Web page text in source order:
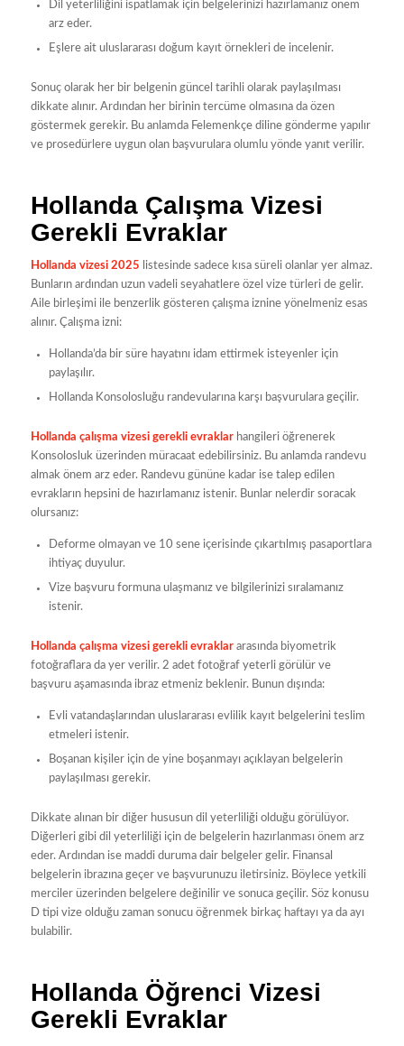
Dil yeterliliğini ispatlamak için belgelerinizi hazırlamanız önem
arz eder.
Eşlere ait uluslararası doğum kayıt örnekleri de incelenir.
Sonuç olarak her bir belgenin güncel tarihli olarak paylaşılması
dikkate alınır. Ardından her birinin tercüme olmasına da özen
göstermek gerekir. Bu anlamda Felemenkçe diline gönderme yapılır
ve prosedürlere uygun olan başvurulara olumlu yönde yanıt verilir.
Hollanda Çalışma Vizesi
Gerekli Evraklar
Hollanda vizesi 2025
listesinde sadece kısa süreli olanlar yer almaz.
Bunların ardından uzun vadeli seyahatlere özel vize türleri de gelir.
Aile birleşimi ile benzerlik gösteren çalışma iznine yönelmeniz esas
alınır. Çalışma izni:
Hollanda’da bir süre hayatını idam ettirmek isteyenler için
paylaşılır.
Hollanda Konsolosluğu randevularına karşı başvurulara geçilir.
Hollanda çalışma vizesi gerekli evraklar hangileri öğrenerek
Konsolosluk üzerinden müracaat edebilirsiniz. Bu anlamda randevu
almak önem arz eder. Randevu gününe kadar ise talep edilen
evrakların hepsini de hazırlamanız istenir. Bunlar nelerdir soracak
olursanız:
Deforme olmayan ve 10 sene içerisinde çıkartılmış pasaportlara
ihtiyaç duyulur.
Vize başvuru formuna ulaşmanız ve bilgilerinizi sıralamanız
istenir.
Hollanda çalışma vizesi gerekli evraklar arasında biyometrik
fotoğraflara da yer verilir. 2 adet fotoğraf yeterli görülür ve
başvuru aşamasında ibraz etmeniz beklenir. Bunun dışında:
Evli vatandaşlarından uluslararası evlilik kayıt belgelerini teslim
etmeleri istenir.
Boşanan kişiler için de yine boşanmayı açıklayan belgelerin
paylaşılması gerekir.
Dikkate alınan bir diğer hususun dil yeterliliği olduğu görülüyor.
Diğerleri gibi dil yeterliliği için de belgelerin hazırlanması önem arz
eder. Ardından ise maddi duruma dair belgeler gelir. Finansal
belgelerin ibrazına geçer ve başvurunuzu iletirsiniz. Böylece yetkili
merciler üzerinden belgelere değinilir ve sonuca geçilir. Söz konusu
D tipi vize olduğu zaman sonucu öğrenmek birkaç haftayı ya da ayı
bulabilir.
Hollanda Öğrenci Vizesi
Gerekli Evraklar